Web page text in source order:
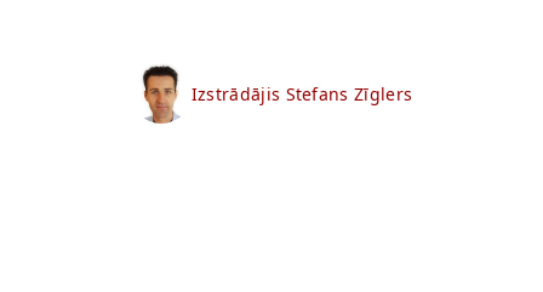
Izstrādājis Stefans Zīglers